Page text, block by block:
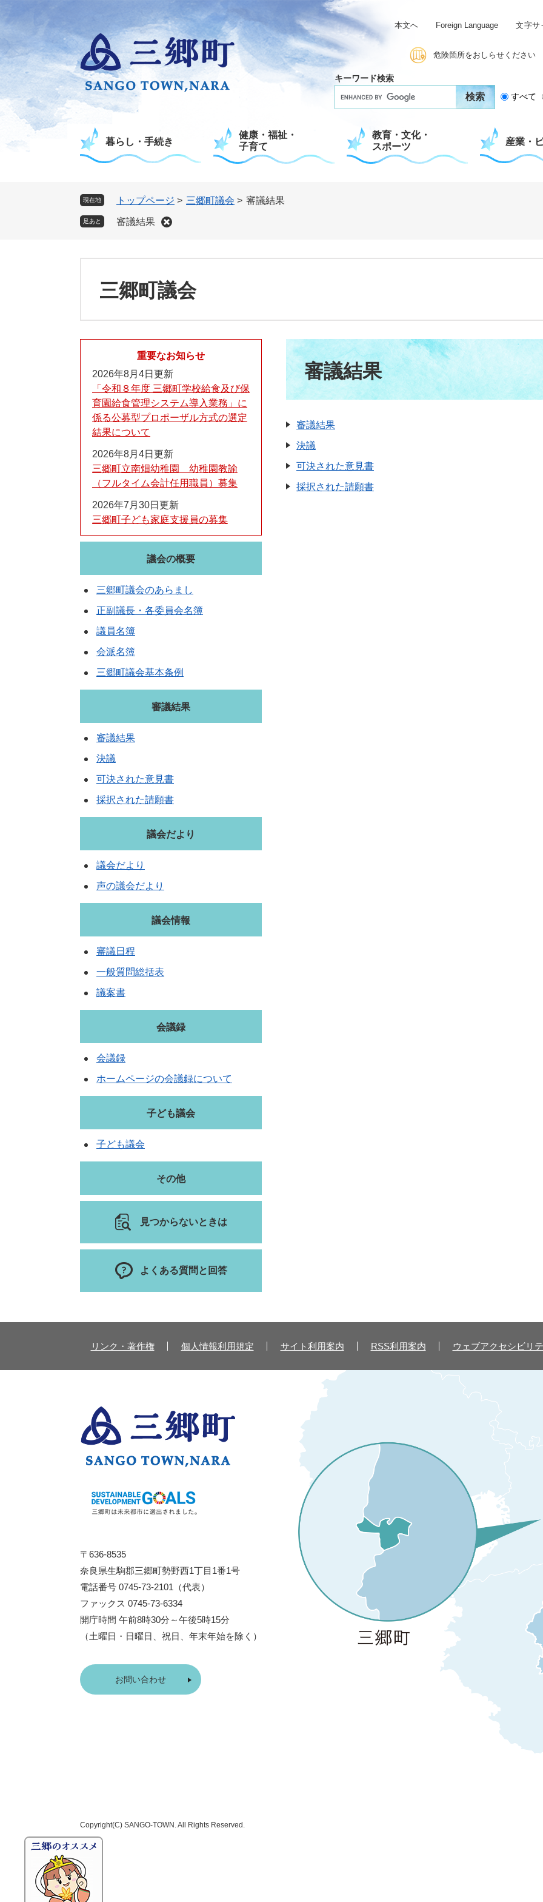
ー
の
先
で
ニ
ー
を
ば
本文へ Foreign Language 文字サ
危険箇所をおしらせください
キーワード検索
すべて
暮らし・手続き
健康・福祉・
子育て
教育・文化・
スポーツ
産業・
現在地 トップページ > 三郷町議会 > 審議結果
足あと 審議結果
三郷町議会
文
審議結果
審議結果
決議
可決された意見書
採択された請願書
重要なお知らせ
2026年8月4日更新
「令和８年度 三郷町学校給食及び保
育園給食管理システム導入業務」に
係る公募型プロポーザル方式の選定
結果について
2026年8月4日更新
三郷町立南畑幼稚園 幼稚園教諭
（フルタイム会計任用職員）募集
2026年7月30日更新
三郷町子ども家庭支援員の募集
議会の概要
三郷町議会のあらまし
正副議長・各委員会名簿
議員名簿
会派名簿
三郷町議会基本条例
審議結果
審議結果
決議
可決された意見書
採択された請願書
議会だより
議会だより
声の議会だより
議会情報
審議日程
一般質問総括表
議案書
会議録
会議録
ホームページの会議録について
子ども議会
子ども議会
その他
見つからないときは
よくある質問と回答
リンク・著作権 個人情報利用規定 サイト利用案内 RSS利用案内 ウェブアクセシビリ
〒636-8535
奈良県生駒郡三郷町勢野西1丁目1番1号
電話番号 0745-73-2101（代表）
ファックス 0745-73-6334
開庁時間 午前8時30分～午後5時15分
（土曜日・日曜日、祝日、年末年始を除く）
お問い合わせ
Copyright(C) SANGO-TOWN. All Rights Reserved.